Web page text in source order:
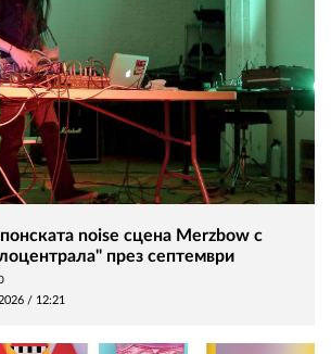
noise сцена Merzbow с
през септември
/ 12:21